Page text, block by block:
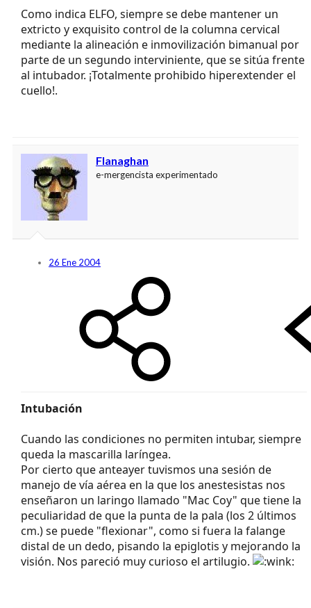
Como indica ELFO, siempre se debe mantener un
extricto y exquisito control de la columna cervical
mediante la alineación e inmovilización bimanual por
parte de un segundo interviniente, que se sitúa frente
al intubador. ¡Totalmente prohibido hiperextender el
cuello!.
Flanaghan
e-mergencista experimentado
26 Ene 2004
Intubación
Cuando las condiciones no permiten intubar, siempre
queda la mascarilla laríngea.
Por cierto que anteayer tuvismos una sesión de
manejo de vía aérea en la que los anestesistas nos
enseñaron un laringo llamado "Mac Coy" que tiene la
peculiaridad de que la punta de la pala (los 2 últimos
cm.) se puede "flexionar", como si fuera la falange
distal de un dedo, pisando la epiglotis y mejorando la
visión. Nos pareció muy curioso el artilugio.